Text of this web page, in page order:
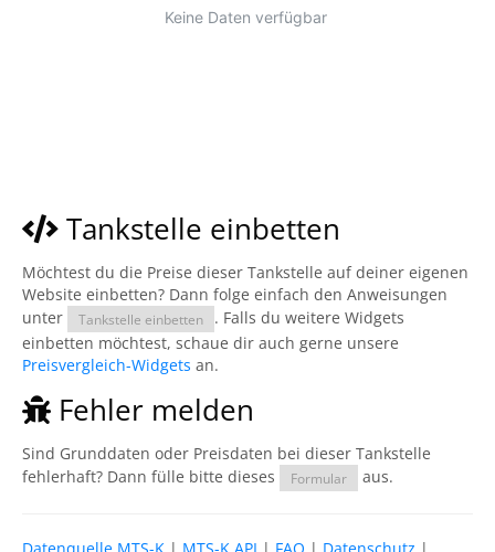
Tankstelle einbetten
Möchtest du die Preise dieser Tankstelle auf deiner eigenen
Website einbetten? Dann folge einfach den Anweisungen
unter
Tankstelle einbetten
. Falls du weitere Widgets
einbetten möchtest, schaue dir auch gerne unsere
Preisvergleich-Widgets an.
Fehler melden
Sind Grunddaten oder Preisdaten bei dieser Tankstelle
fehlerhaft? Dann fülle bitte dieses
Formular aus.